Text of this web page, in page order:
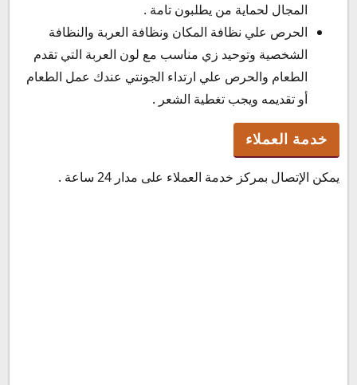
المجال لحماية من يطلبون تامة .
الحرص علي نظافة المكان ونظافة العربة والنظافة
الشخصية وتوحيد زي مناسب مع لون العربة التي تقدم
الطعام والحرص علي ارتداء الجونتي عندك عمل الطعام
أو تقديمه ويجب تغطية الشعر .
خدمة العملاء
يمكن الإتصال بمركز خدمة العملاء على مدار 24 ساعة .